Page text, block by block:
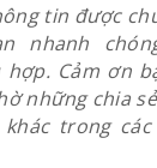
tin được
nhanh
Cảm ơn
những chia
trong